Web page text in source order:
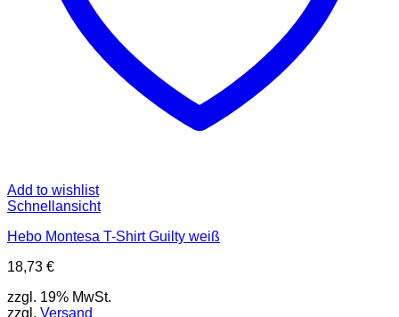
Add to wishlist
Schnellansicht
Hebo Montesa T-Shirt Guilty weiß
18,73 €
zzgl. 19% MwSt.
zzgl. Versand